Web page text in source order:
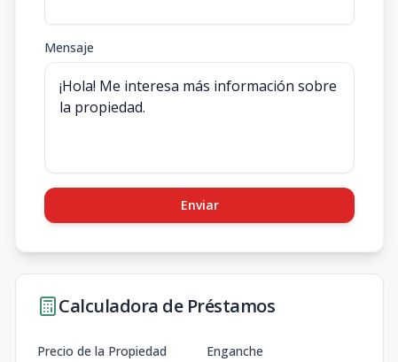
Mensaje
Enviar
Calculadora de Préstamos
Precio de la Propiedad Enganche